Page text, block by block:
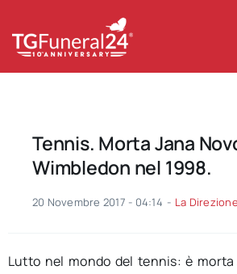
content
Tennis. Morta Jana
Wimbledon nel 1998.
20 Novembre 2017 - 04:14 - La Direzione
Lutto nel mondo del tennis: è morta